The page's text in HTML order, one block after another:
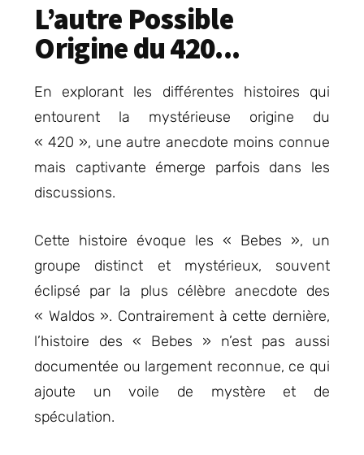
L’autre Possible
Origine du 420...
En explorant les différentes histoires qui
entourent la mystérieuse origine du
« 420 », une autre anecdote moins connue
mais captivante émerge parfois dans les
discussions.
Cette histoire évoque les « Bebes », un
groupe distinct et mystérieux, souvent
éclipsé par la plus célèbre anecdote des
« Waldos ». Contrairement à cette dernière,
l’histoire des « Bebes » n’est pas aussi
documentée ou largement reconnue, ce qui
ajoute un voile de mystère et de
spéculation.